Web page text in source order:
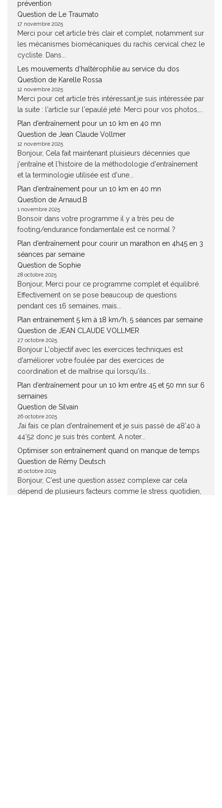
prévention
Question de Le Traumato
17 novembre 2025
Merci pour cet article très clair et complet, notamment sur
les mécanismes biomécaniques du rachis cervical chez le
cycliste. Dans...
Les mouvements d’haltérophilie au service du dos
Question de Karelle Rossa
12 novembre 2025
Merci pour cet article très intéressant.je suis intéressée par
la suite : l'article sur l'epaulé jeté. Merci pour vos photos,...
Plan d’entraînement pour un 10 km en 40 mn
Question de Jean Claude Vollmer
12 novembre 2025
Bonjour, Cela fait maintenant pluisieurs décennies que
j'entraîne et l'histoire de la méthodologie d'entraînement
et la terminologie utilisée est d'une...
Plan d’entraînement pour un 10 km en 40 mn
Question de Arnaud.B
1 novembre 2025
Bonsoir dans votre programme il y a très peu de
footing/endurance fondamentale est ce normal ?
Plan d’entraînement pour courir un marathon en 4h45 en 3
séances par semaine
Question de Sophie
28 octobre 2025
Bonjour, Merci pour ce programme complet et équilibré.
Effectivement on se pose beaucoup de questions
pendant ces 16 semaines, mais...
Plan entrainement 5 km à 18 km/h, 5 séances par semaine
Question de JEAN CLAUDE VOLLMER
27 octobre 2025
Bonjour L'objectif avec les exercices techniques est
d'améliorer votre foulée par des exercices de
coordination et de maîtrise qui lorsqu'ils...
Plan d’entraînement pour un 10 km entre 45 et 50 mn sur 6
semaines
Question de Silvain
26 octobre 2025
J’ai fais ce plan d’entraînement et je suis passé de 48’40 à
44’52 donc je suis très content. A noter...
Optimiser son entraînement quand on manque de temps
Question de Rémy Deutsch
16 octobre 2025
Bonjour, C'est une question assez complexe car cela
dépend de plusieurs facteurs comme le stress quotidien,